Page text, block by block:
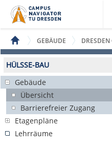
GEBÄUDE
HÜLSSE-BAU
Gebäude
Übersicht
Barrierefreier Zugang
Etagenpläne
Lehrräume